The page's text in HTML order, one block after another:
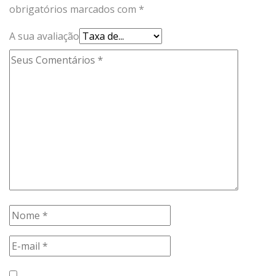
obrigatórios marcados com *
A sua avaliação